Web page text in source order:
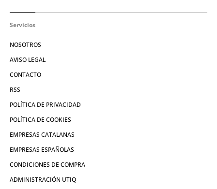
Servicios
NOSOTROS
AVISO LEGAL
CONTACTO
RSS
POLÍTICA DE PRIVACIDAD
POLÍTICA DE COOKIES
EMPRESAS CATALANAS
EMPRESAS ESPAÑOLAS
CONDICIONES DE COMPRA
ADMINISTRACIÓN UTIQ